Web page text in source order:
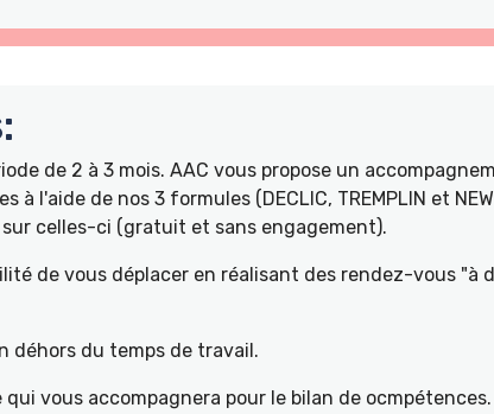
de 2 à 3 mois. AAC vous propose un
de nos 3 formules (DECLIC, TREMPLIN et
celles-ci (gratuit et sans engagement).
de vous déplacer en réalisant des rendez-vous "à
déhors du temps de travail.
vous accompagnera pour le bilan de